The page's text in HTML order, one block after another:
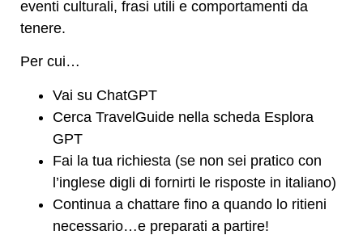
eventi culturali, frasi utili e comportamenti da
tenere.
Per cui…
Vai su ChatGPT
Cerca TravelGuide nella scheda Esplora
GPT
Fai la tua richiesta (se non sei pratico con
l’inglese digli di fornirti le risposte in italiano)
Continua a chattare fino a quando lo ritieni
necessario…e preparati a partire!